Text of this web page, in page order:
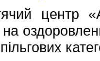
центр